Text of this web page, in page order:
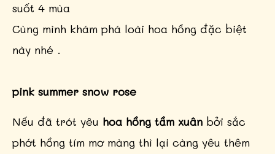
suốt 4 mùa
Cùng mình khám phá loài hoa hồng đặc biệt
này nhé .
pink summer snow rose
Nếu đã trót yêu hoa hồng tầm xuân bởi sắc
phớt hồng tím mơ màng thì lại càng yêu thêm